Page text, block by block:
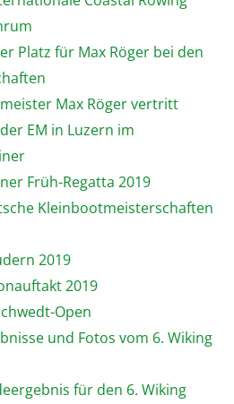
Platz für Max Röger bei den
Max Röger vertritt
EM in Luzern im
Früh-Regatta 2019
Kleinbootmeisterschaften
2019
2019
Open
und Fotos vom 6. Wiking
für den 6. Wiking